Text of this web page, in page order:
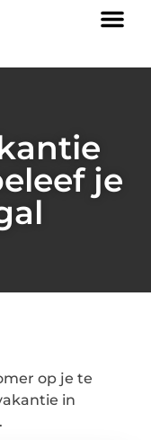
je
op je te
in